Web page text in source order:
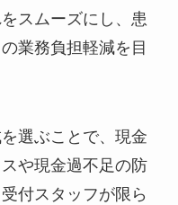
スムーズにし、患
業務負担軽減を目
選ぶことで、現金
や現金過不足の防
付スタッフが限ら